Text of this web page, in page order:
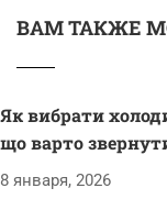
ВАМ ТАКЖЕ
Як вибрати
що варто
8 января, 2026